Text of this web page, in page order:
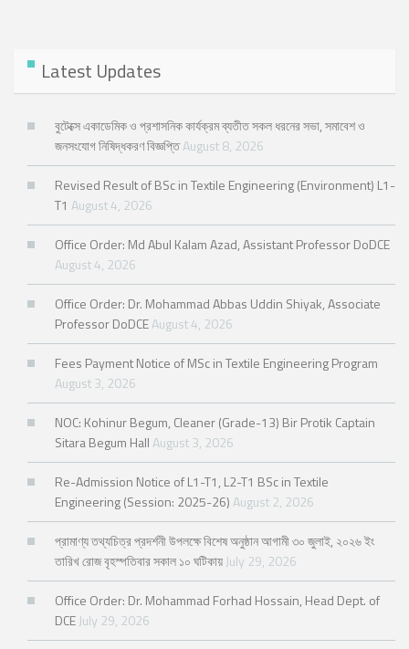
Latest Updates
বুটেক্সে একাডেমিক ও প্রশাসনিক কার্যক্রম ব্যতীত সকল ধরনের সভা, সমাবেশ ও
জনসংযোগ নিষিদ্ধকরণ বিজ্ঞপ্তিAugust 8, 2026
Revised Result of BSc in Textile Engineering (Environment) L1-
T1 August 4, 2026
Office Order: Md Abul Kalam Azad, Assistant Professor DoDCE
August 4, 2026
Office Order: Dr. Mohammad Abbas Uddin Shiyak, Associate
Professor DoDCEAugust 4, 2026
Fees Payment Notice of MSc in Textile Engineering Program
August 3, 2026
NOC: Kohinur Begum, Cleaner (Grade-13) Bir Protik Captain
Sitara Begum HallAugust 3, 2026
Re-Admission Notice of L1-T1, L2-T1 BSc in Textile
Engineering (Session: 2025-26)August 2, 2026
প্রামাণ্য তথ্যচিত্র প্রদর্শনী উপলক্ষে বিশেষ অনুষ্ঠান আগামী ৩০ জুলাই, ২০২৬ ইং
তারিখ রোজ বৃহস্পতিবার সকাল ১০ ঘটিকায় July 29, 2026
Office Order: Dr. Mohammad Forhad Hossain, Head Dept. of
DCE July 29, 2026